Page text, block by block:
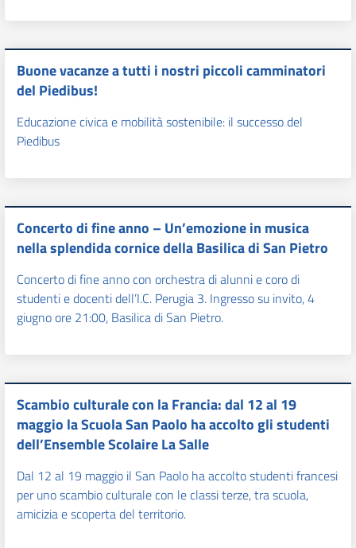
Buone vacanze a tutti i nostri piccoli camminatori
del Piedibus!
Educazione civica e mobilità sostenibile: il successo del
Piedibus
Concerto di fine anno – Un’emozione in musica
nella splendida cornice della Basilica di San Pietro
Concerto di fine anno con orchestra di alunni e coro di
studenti e docenti dell’I.C. Perugia 3. Ingresso su invito, 4
giugno ore 21:00, Basilica di San Pietro.
Scambio culturale con la Francia: dal 12 al 19
maggio la Scuola San Paolo ha accolto gli studenti
dell’Ensemble Scolaire La Salle
Dal 12 al 19 maggio il San Paolo ha accolto studenti francesi
per uno scambio culturale con le classi terze, tra scuola,
amicizia e scoperta del territorio.